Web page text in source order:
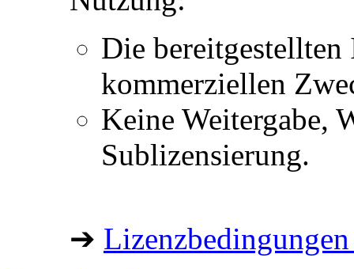
Die
kommerziellen
Keine Weitergabe,
Sublizensierung.
➔